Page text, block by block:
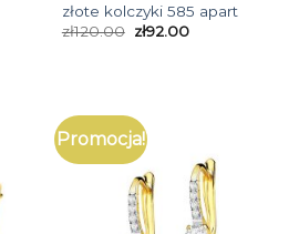
złote kolczyki 585 apart
zł120.00 zł92.00
Promocja!